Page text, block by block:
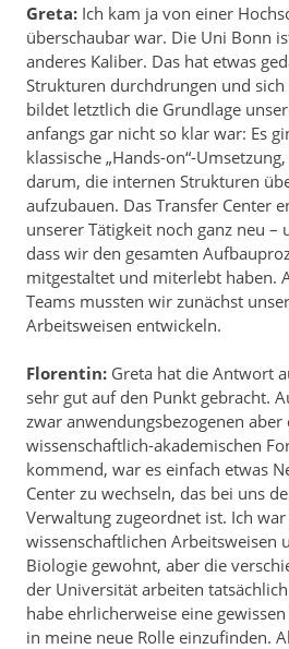
Greta: Ich kam ja von einer
überschaubar war. Die Uni Bonn
anderes Kaliber. Das hat etwas
Strukturen durchdrungen und
bildet letztlich die Grundlage
anfangs gar nicht so klar war: Es
klassische „Hands-on“-
darum, die internen Strukturen
aufzubauen. Das Transfer Center
unserer Tätigkeit noch ganz neu –
dass wir den gesamten
mitgestaltet und miterlebt haben.
Teams mussten wir zunächst
Arbeitsweisen entwickeln.
Florentin: Greta hat die Antwort
sehr gut auf den Punkt gebracht.
zwar anwendungsbezogenen aber
wissenschaftlich-akademischen
kommend, war es einfach etwas
Center zu wechseln, das bei uns
Verwaltung zugeordnet ist. Ich
wissenschaftlichen Arbeitsweisen
Biologie gewohnt, aber die
der Universität arbeiten
habe ehrlicherweise eine
in meine neue Rolle einzufinden.